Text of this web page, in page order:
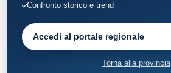
Confronto storico e trend
Accedi al portale regionale
Torna alla provincia